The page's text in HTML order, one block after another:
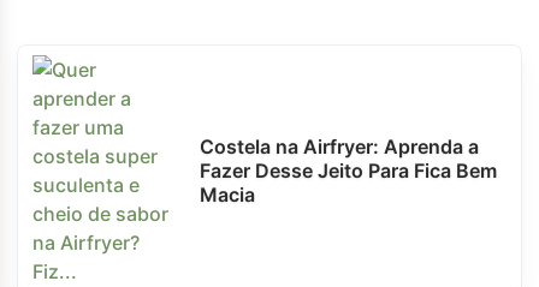
Costela na Airfryer: Aprenda a
Fazer Desse Jeito Para Fica Bem
Macia